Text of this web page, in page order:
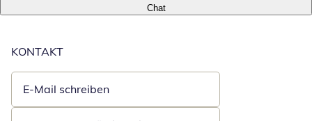
Chat
KONTAKT
E-Mail schreiben
Öffnet E-Mail-Client